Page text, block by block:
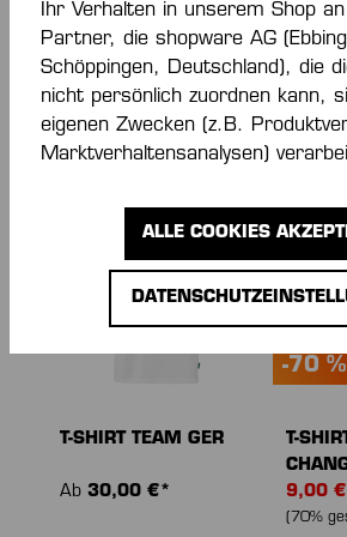
Ab13,50 €* 45,00 €*
(70% gespart)
T-
Ab
T-SHIRT TEAM GER
Ab 30,00 €*
-70 %
T-
9,00
(70%
Ihr Verhalten in unserem Shop
Partner, die shopware AG
Schöppingen, Deutschland), die
nicht persönlich zuordnen kann,
eigenen Zwecken (z.B.
Marktverhaltensanalysen)
ALLE COOKIES